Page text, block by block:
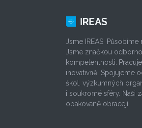
IREAS
Jsme IREAS.
Jsme značkou
kompetentnosti.
inovativně. Spojujeme
škol, výzkumných
i soukromé sféry. Naši
opakovaně obracejí.